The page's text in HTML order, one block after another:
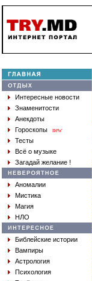
Интересные новости
Знаменитости
Анекдоты
Гороскопы
new
Тесты
Всё о музыке
Загадай желание !
Аномалии
Мистика
Магия
НЛО
Библейские истории
Вампиры
Астрология
Психология